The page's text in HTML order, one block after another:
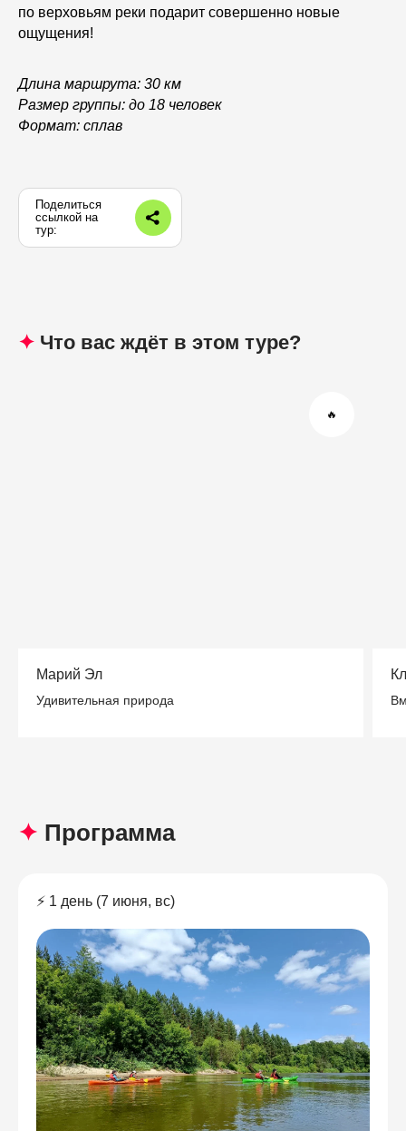
по верховьям реки подарит совершенно новые
ощущения!
Длина маршрута: 30 км
Размер группы: до 18 человек
Формат: сплав
Поделиться
ссылкой на
тур:
✦ Что вас ждёт в этом туре?
🔥
Марий Эл
Удивительная природа
✦ Программа
⚡ 1 день (7 июня, вс)